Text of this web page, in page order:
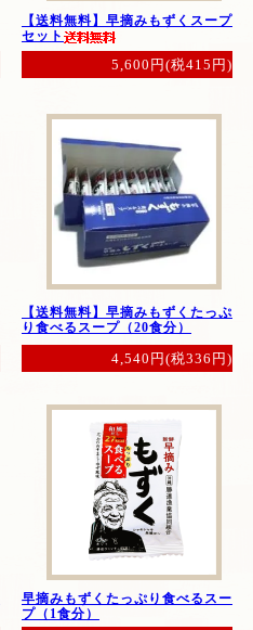
【送料無料】早摘みもずくスープ
セット
5,600円(税415円)
【送料無料】早摘みもずくたっぷ
り食べるスープ（20食分）
4,540円(税336円)
早摘みもずくたっぷり食べるスー
プ（1食分）